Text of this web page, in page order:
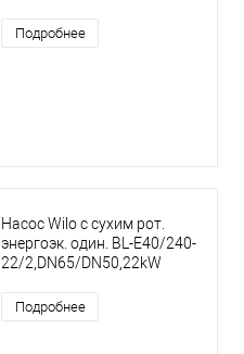
Подробнее
Насос Wilo с сухим рот.
энергоэк. один. BL-E40/240-
22/2,DN65/DN50,22kW
Подробнее